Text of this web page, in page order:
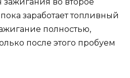
заработает топливный
полностью,
после этого пробуем